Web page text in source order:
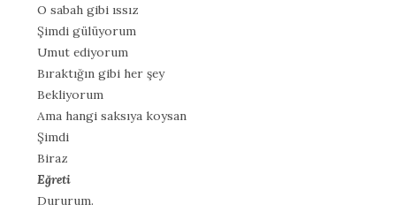
O sabah gibi ıssız
Şimdi gülüyorum
Umut ediyorum
Bıraktığın gibi her şey
Bekliyorum
Ama hangi saksıya koysan
Şimdi
Biraz
Eğreti
Dururum.